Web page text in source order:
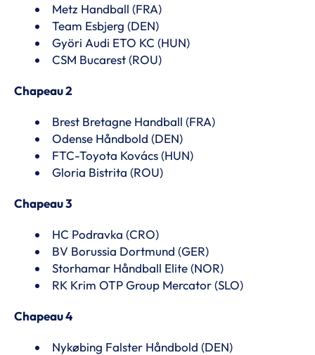
Metz Handball (FRA)
Team Esbjerg (DEN)
Györi Audi ETO KC (HUN)
CSM Bucarest (ROU)
Chapeau 2
Brest Bretagne Handball (FRA)
Odense Håndbold (DEN)
FTC-Toyota Kovács (HUN)
Gloria Bistrita (ROU)
Chapeau 3
HC Podravka (CRO)
BV Borussia Dortmund (GER)
Storhamar Håndball Elite (NOR)
RK Krim OTP Group Mercator (SLO)
Chapeau 4
Nykøbing Falster Håndbold (DEN)